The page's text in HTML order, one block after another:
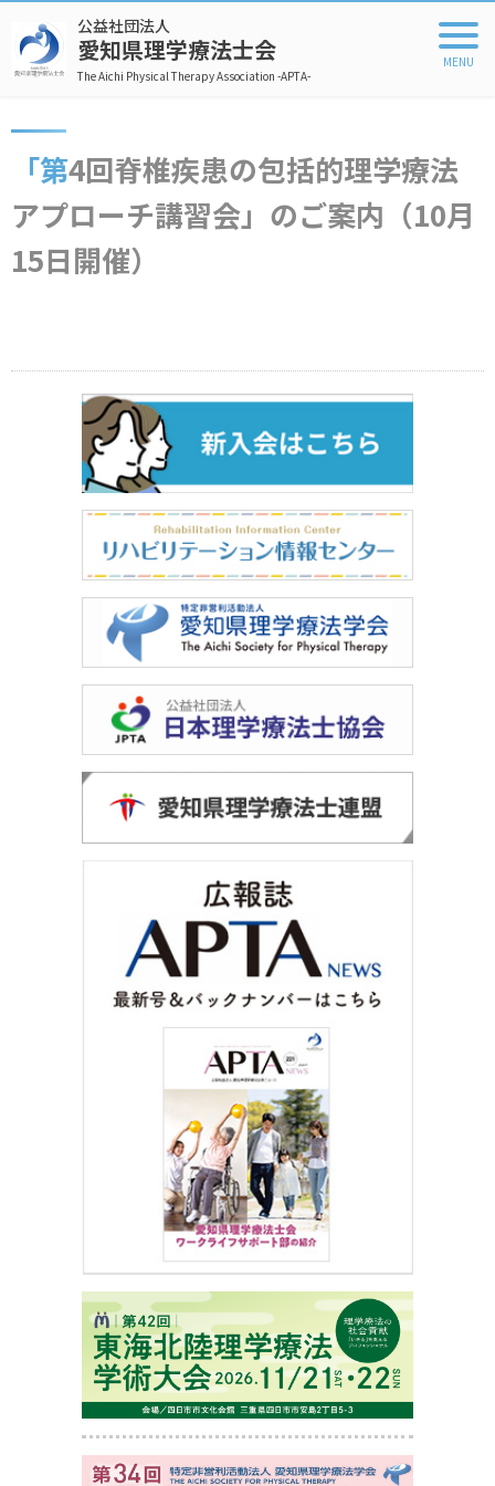
公益社団法人
愛知県理学療法士会
The Aichi Physical Therapy Association -APTA-
「第4回脊椎疾患の包括的理学療法
アプローチ講習会」のご案内（10月
15日開催）